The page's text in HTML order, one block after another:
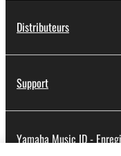
Distributeurs
Support
Yamaha Music ID -